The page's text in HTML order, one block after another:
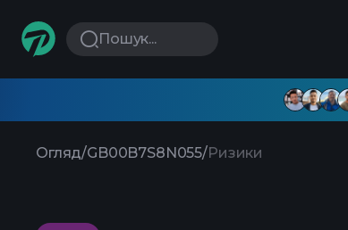
Пошук...
Огляд/GB00B7S8N055/Ризики